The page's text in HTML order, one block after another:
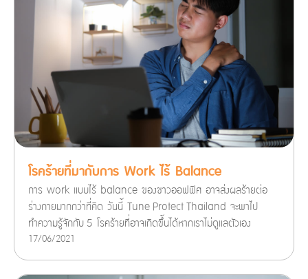
โรคร้ายที่มากับการ Work ไร้ Balance
การ work แบบไร้ balance ของชาวออฟฟิศ อาจส่งผลร้ายต่อ
ร่างกายมากกว่าที่คิด วันนี้ Tune Protect Thailand จะพาไป
ทำความรู้จักกับ 5 โรคร้ายที่อาจเกิดขึ้นได้หากเราไม่ดูแลตัวเอง
17/06/2021